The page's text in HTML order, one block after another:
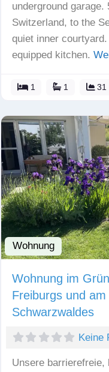
underground
Switzerland, to the
quiet inner
equipped kitchen.
1 1 31
Wohnung
Wohnung im
Freiburgs und
Schwarzwaldes
Keine
Unsere barrierefreie,